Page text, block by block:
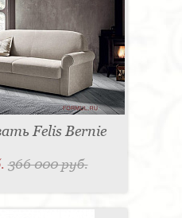
Felis Bernie
366 000 руб.